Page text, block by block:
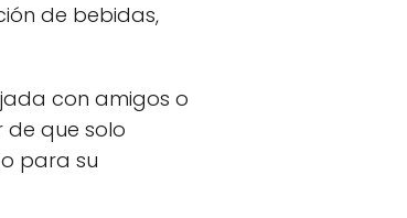
de bebidas,
con amigos o
de que solo
para su